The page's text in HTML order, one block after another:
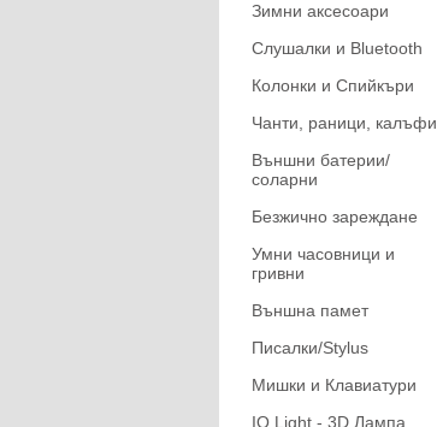
Зимни аксесоари
Слушалки и Bluetooth
Колонки и Спийкъри
Чанти, раници, калъфи
Външни батерии/
соларни
Безжично зареждане
Умни часовници и
гривни
Външна памет
Писалки/Stylus
Мишки и Клавиатури
IQ Light - 3D Лампа